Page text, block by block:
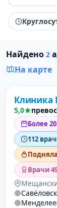
Найдено 2
На карте
Клиника
5,0
Более
112
Врачи